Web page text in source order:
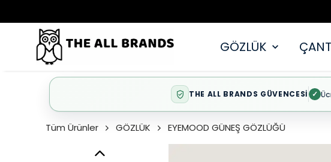
GÖZLÜK
THE ALL BRANDS GÜVENCESİ ✓
Tüm Ürünler GÖZLÜK EYEMOOD GÜNEŞ GÖZLÜĞÜ